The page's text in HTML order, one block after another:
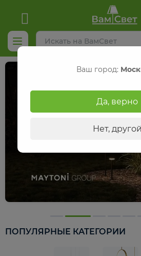
ПОПУЛЯРНЫЕ КАТЕГОРИИ
Ваш город:
Да, верно
Нет, другой